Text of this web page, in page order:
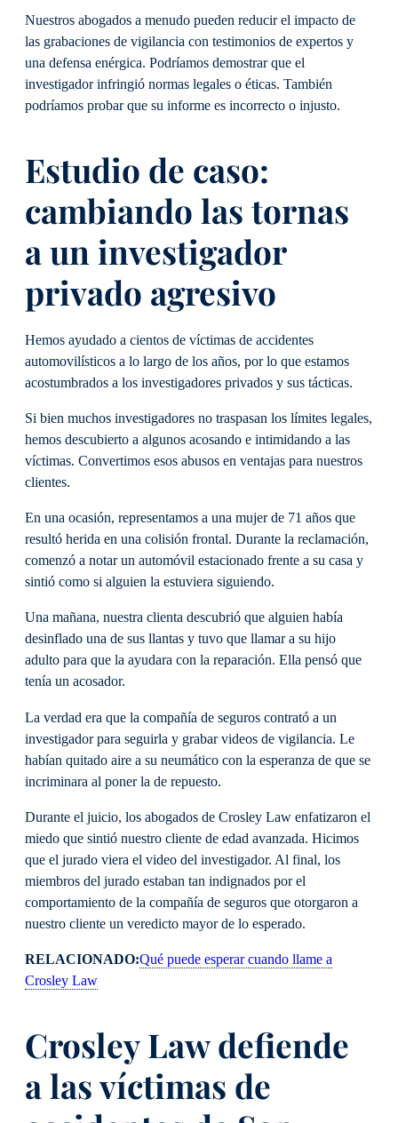
Nuestros abogados a menudo pueden reducir el impacto de
las grabaciones de vigilancia con testimonios de expertos y
una defensa enérgica. Podríamos demostrar que el
investigador infringió normas legales o éticas. También
podríamos probar que su informe es incorrecto o injusto.
Estudio de caso:
cambiando las tornas
a un investigador
privado agresivo
Hemos ayudado a cientos de víctimas de accidentes
automovilísticos a lo largo de los años, por lo que estamos
acostumbrados a los investigadores privados y sus tácticas.
Si bien muchos investigadores no traspasan los límites legales,
hemos descubierto a algunos acosando e intimidando a las
víctimas. Convertimos esos abusos en ventajas para nuestros
clientes.
En una ocasión, representamos a una mujer de 71 años que
resultó herida en una colisión frontal. Durante la reclamación,
comenzó a notar un automóvil estacionado frente a su casa y
sintió como si alguien la estuviera siguiendo.
Una mañana, nuestra clienta descubrió que alguien había
desinflado una de sus llantas y tuvo que llamar a su hijo
adulto para que la ayudara con la reparación. Ella pensó que
tenía un acosador.
La verdad era que la compañía de seguros contrató a un
investigador para seguirla y grabar videos de vigilancia. Le
habían quitado aire a su neumático con la esperanza de que se
incriminara al poner la de repuesto.
Durante el juicio, los abogados de Crosley Law enfatizaron el
miedo que sintió nuestro cliente de edad avanzada. Hicimos
que el jurado viera el video del investigador. Al final, los
miembros del jurado estaban tan indignados por el
comportamiento de la compañía de seguros que otorgaron a
nuestro cliente un veredicto mayor de lo esperado.
RELACIONADO:Qué puede esperar cuando llame a
Crosley Law
Crosley Law defiende
a las víctimas de